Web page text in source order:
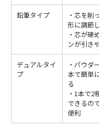
鉛筆タイプ
・芯を削
形に調節
・芯が硬
ンが引き
デュアルタイ
プ
・パウダ
本で簡単
る
・1本で2
できるの
便利